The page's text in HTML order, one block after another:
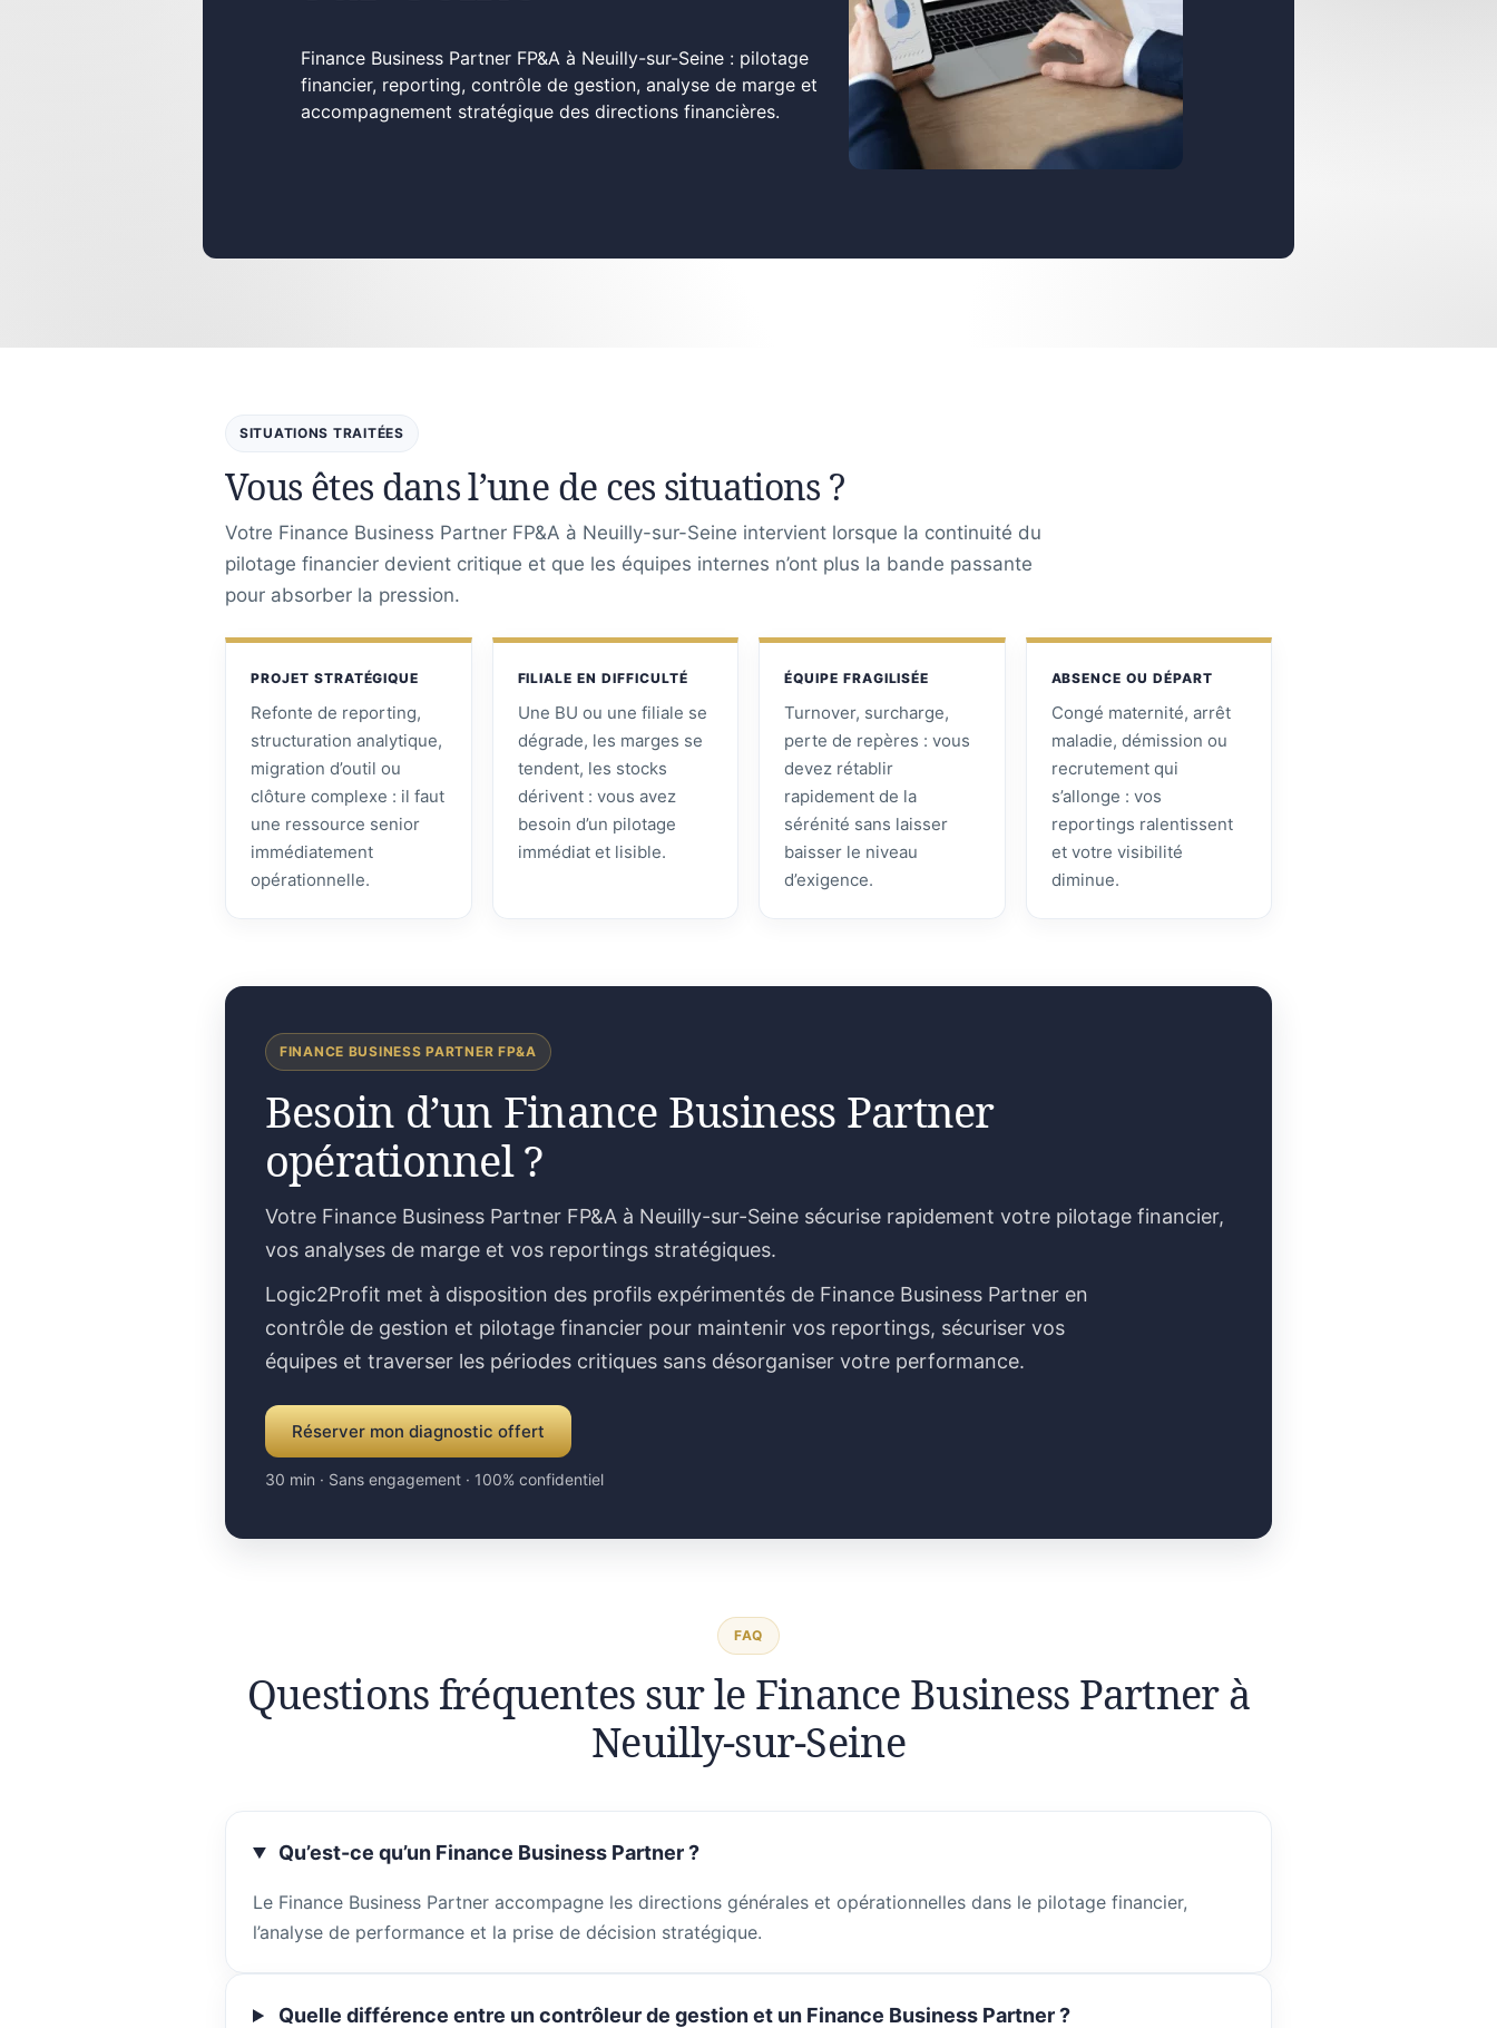
Finance Business Partner FP&A à Neuilly-sur-Seine : pilotage
financier, reporting, contrôle de gestion, analyse de marge et
accompagnement stratégique des directions financières.
SITUATIONS TRAITÉES
Vous êtes dans l’une de ces situations ?
Votre Finance Business Partner FP&A à Neuilly-sur-Seine intervient lorsque la continuité du
pilotage financier devient critique et que les équipes internes n’ont plus la bande passante
pour absorber la pression.
PROJET STRATÉGIQUE
Refonte de reporting,
structuration analytique,
migration d’outil ou
clôture complexe : il faut
une ressource senior
immédiatement
opérationnelle.
FILIALE EN DIFFICULTÉ
Une BU ou une filiale se
dégrade, les marges se
tendent, les stocks
dérivent : vous avez
besoin d’un pilotage
immédiat et lisible.
ÉQUIPE FRAGILISÉE
Turnover, surcharge,
perte de repères : vous
devez rétablir
rapidement de la
sérénité sans laisser
baisser le niveau
d’exigence.
ABSENCE OU DÉPART
Congé maternité, arrêt
maladie, démission ou
recrutement qui
s’allonge : vos
reportings ralentissent
et votre visibilité
diminue.
FINANCE BUSINESS PARTNER FP&A
Besoin d’un Finance Business Partner
opérationnel ?
Votre Finance Business Partner FP&A à Neuilly-sur-Seine sécurise rapidement votre pilotage financier,
vos analyses de marge et vos reportings stratégiques.
Logic2Profit met à disposition des profils expérimentés de Finance Business Partner en
contrôle de gestion et pilotage financier pour maintenir vos reportings, sécuriser vos
équipes et traverser les périodes critiques sans désorganiser votre performance.
Réserver mon diagnostic offert
30 min · Sans engagement · 100% confidentiel
FAQ
Questions fréquentes sur le Finance Business Partner à
Neuilly-sur-Seine
Qu’est-ce qu’un Finance Business Partner ?
Le Finance Business Partner accompagne les directions générales et opérationnelles dans le pilotage financier,
l’analyse de performance et la prise de décision stratégique.
Quelle différence entre un contrôleur de gestion et un Finance Business Partner ?